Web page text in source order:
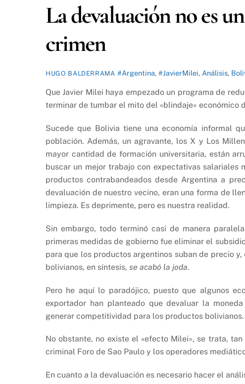
La devaluación no es
crimen
HUGO BALDERRAMA #Argentina, #JavierMilei, Análisis,
Que Javier Milei haya empezado un programa de
terminar de tumbar el mito del «blindaje» económico
Sucede que Bolivia tiene una economía informal
población. Además, un agravante, los X y Los
mayor cantidad de formación universitaria, están
buscar un mejor trabajo con expectativas salariales
productos contrabandeados desde Argentina a
devaluación de nuestro vecino, eran una forma de
limpieza. Es deprimente, pero es nuestra realidad.
Sin embargo, todo terminó casi de manera
primeras medidas de gobierno fue eliminar el
para que los productos argentinos suban de precio
bolivianos, en síntesis, se acabó la joda.
Pero he aquí lo paradójico, puesto que algunos
exportador han planteado que devaluar la
generar competitividad para los productos bolivianos.
No obstante, no existe el «efecto Milei», se trata,
criminal Foro de Sao Paulo y los operadores
En cuanto a la devaluación es necesario hacer el